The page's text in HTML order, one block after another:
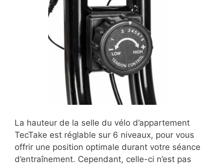
La hauteur de la selle du vélo d’appartement
TecTake est réglable sur 6 niveaux, pour vous
offrir une position optimale durant votre séance
d’entraînement. Cependant, celle-ci n’est pas